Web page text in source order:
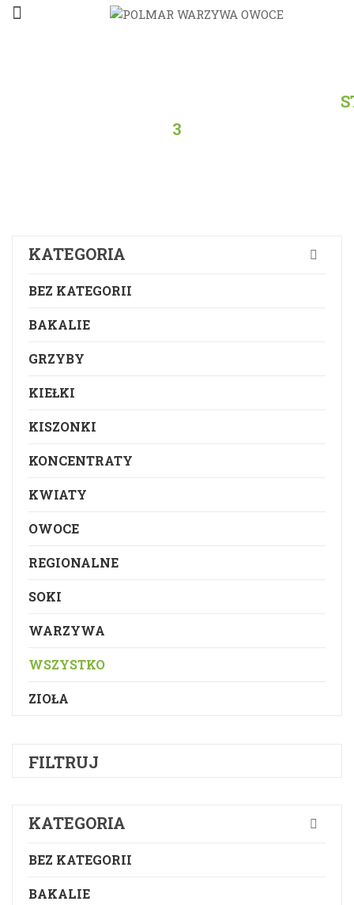
3
KATEGORIA
BEZ KATEGORII
BAKALIE
GRZYBY
KIEŁKI
KISZONKI
KONCENTRATY
KWIATY
OWOCE
REGIONALNE
SOKI
WARZYWA
WSZYSTKO
ZIOŁA
FILTRUJ
KATEGORIA
BEZ KATEGORII
BAKALIE